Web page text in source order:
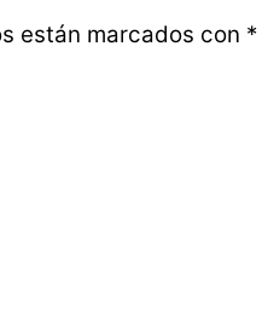
están marcados con *